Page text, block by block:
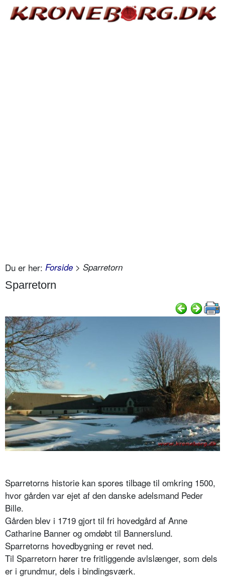
Du er her: Forside > Sparretorn
Sparretorn
Sparretorns historie kan spores tilbage til omkring 1500,
hvor gården var ejet af den danske adelsmand Peder
Bille.
Gården blev i 1719 gjort til fri hovedgård af Anne
Catharine Banner og omdøbt til Bannerslund.
Sparretorns hovedbygning er revet ned.
Til Sparretorn hører tre fritliggende avlslænger, som dels
er i grundmur, dels i bindingsværk.